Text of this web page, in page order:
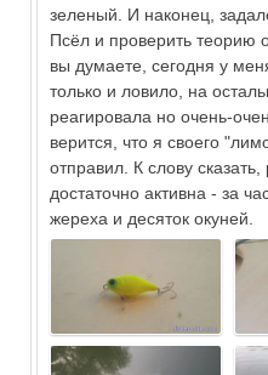
зеленый. И наконец,
Псёл и проверить теорию
вы думаете, сегодня у
только и ловило, на
реагировала но очень-
верится, что я своего
отправил. К слову
достаточно активна - за
жереха и десяток окуней.